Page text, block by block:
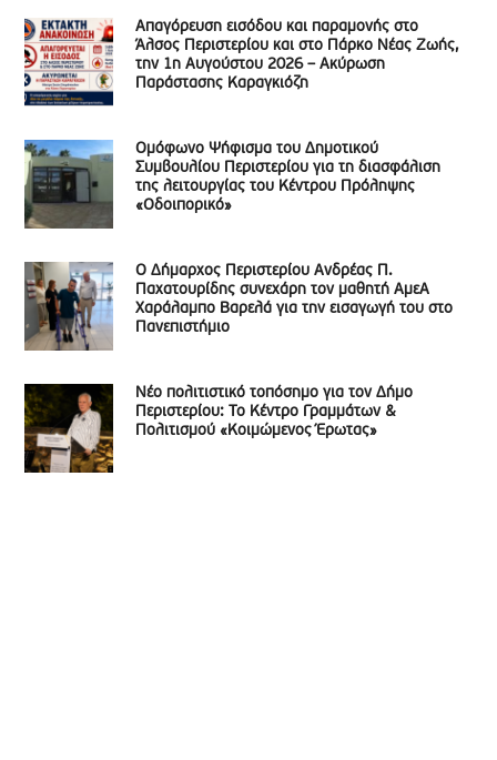
Απαγόρευση εισόδου και παραμονής στο
Άλσος Περιστερίου και στο Πάρκο Νέας Ζωής,
την 1η Αυγούστου 2026 – Ακύρωση
Παράστασης Καραγκιόζη
Ομόφωνο Ψήφισμα του Δημοτικού
Συμβουλίου Περιστερίου για τη διασφάλιση
της λειτουργίας του Κέντρου Πρόληψης
«Οδοιπορικό»
Ο Δήμαρχος Περιστερίου Ανδρέας Π.
Παχατουρίδης συνεχάρη τον μαθητή ΑμεΑ
Χαράλαμπο Βαρελά για την εισαγωγή του στο
Πανεπιστήμιο
Νέο πολιτιστικό τοπόσημο για τον Δήμο
Περιστερίου: Το Κέντρο Γραμμάτων &
Πολιτισμού «Κοιμώμενος Έρωτας»